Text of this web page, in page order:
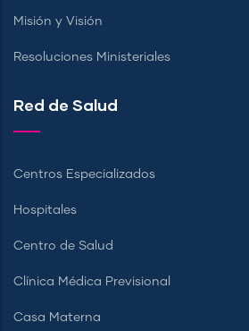
Misión y Visión
Resoluciones Ministeriales
Red de Salud
Centros Especializados
Hospitales
Centro de Salud
Clínica Médica Previsional
Casa Materna